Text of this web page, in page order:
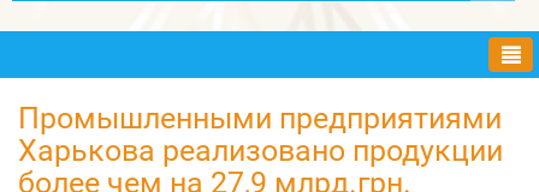
Промышленными предприятиями
Харькова реализовано продукции
более чем на 27,9 млрд.грн.